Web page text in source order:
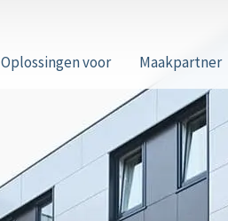
Oplossingen voor Maakpartner